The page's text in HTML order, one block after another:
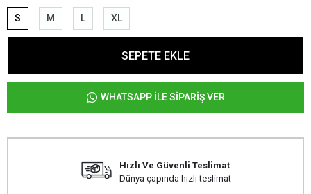
S M L XL
SEPETE EKLE
WHATSAPP İLE SİPARİŞ VER
Hızlı Ve Güvenli Teslimat
Dünya çapında hızlı teslimat